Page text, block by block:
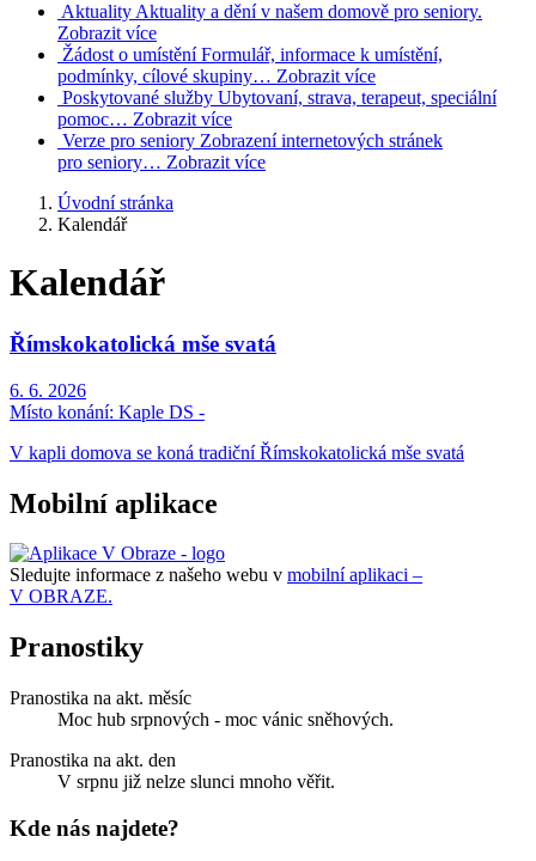
Aktuality Aktuality a dění v našem domově pro seniory.
Zobrazit více
Žádost o umístění Formulář, informace k umístění,
podmínky, cílové skupiny… Zobrazit více
Poskytované služby Ubytovaní, strava, terapeut, speciální
pomoc… Zobrazit více
Verze pro seniory Zobrazení internetových stránek
pro seniory… Zobrazit více
Úvodní stránka
Kalendář
Kalendář
Římskokatolická mše svatá
6. 6. 2026
Místo konání: Kaple DS -
V kapli domova se koná tradiční Římskokatolická mše svatá
Mobilní aplikace
Sledujte informace z našeho webu v mobilní aplikaci –
V OBRAZE.
Pranostiky
Pranostika na akt. měsíc
Moc hub srpnových - moc vánic sněhových.
Pranostika na akt. den
V srpnu již nelze slunci mnoho věřit.
Kde nás najdete?